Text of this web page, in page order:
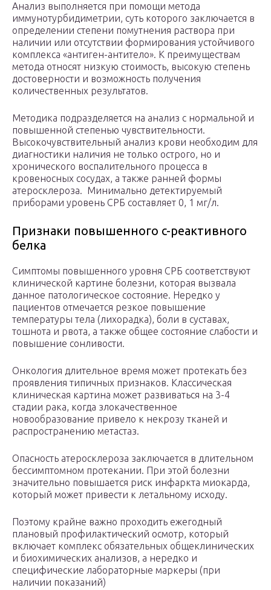
Анализ выполняется при помощи метода
иммунотурбидиметрии, суть которого заключается в
определении степени помутнения раствора при
наличии или отсутствии формирования устойчивого
комплекса «антиген-антитело». К преимуществам
метода относят низкую стоимость, высокую степень
достоверности и возможность получения
количественных результатов.
Методика подразделяется на анализ с нормальной и
повышенной степенью чувствительности.
Высокочувствительный анализ крови необходим для
диагностики наличия не только острого, но и
хронического воспалительного процесса в
кровеносных сосудах, а также ранней формы
атеросклероза. Минимально детектируемый
приборами уровень СРБ составляет 0, 1 мг/л.
Признаки повышенного c-реактивного
белка
Симптомы повышенного уровня СРБ соответствуют
клинической картине болезни, которая вызвала
данное патологическое состояние. Нередко у
пациентов отмечается резкое повышение
температуры тела (лихорадка), боли в суставах,
тошнота и рвота, а также общее состояние слабости и
повышение сонливости.
Онкология длительное время может протекать без
проявления типичных признаков. Классическая
клиническая картина может развиваться на 3-4
стадии рака, когда злокачественное
новообразование привело к некрозу тканей и
распространению метастаз.
Опасность атеросклероза заключается в длительном
бессимптомном протекании. При этой болезни
значительно повышается риск инфаркта миокарда,
который может привести к летальному исходу.
Поэтому крайне важно проходить ежегодный
плановый профилактический осмотр, который
включает комплекс обязательных общеклинических
и биохимических анализов, а нередко и
специфические лабораторные маркеры (при
наличии показаний)